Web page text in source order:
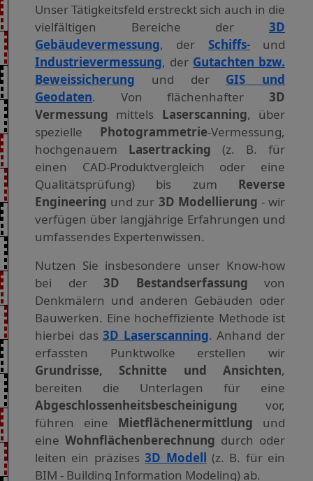
Unser Tätigkeitsfeld erstreckt sich auch in die
vielfältigen Bereiche der 3D
Gebäudevermessung, der Schiffs-und
Industrie­vermessung, der Gutachten bzw.
Beweis­sicherung und der GIS und
Geodaten. Von flächen­hafter 3D
Vermessung mittels Laser­scanning, über
spezielle Photo­grammetrie-Vermessung,
hoch­genauem Laser­tracking (z. B. für
einen CAD-Produkt­vergleich oder eine
Qualitäts­prüfung) bis zum Reverse
Engineering und zur 3D Modellierung - wir
verfügen über langjährige Erfahr­ungen und
umfassendes Experten­wissen.
Nutzen Sie insbesondere unser Know-how
bei der 3D Bestands­erfassung von
Denkmälern und anderen Gebäuden oder
Bauwerken. Eine hocheffiziente Methode ist
hierbei das3D Laserscanning. Anhand der
erfassten Punktwolke erstellen wir
Grundrisse, Schnitte und Ansichten,
bereiten die Unterlagen für eine
Abgeschlossenheits­bescheinigung vor,
führen eine Miet­flächenermittlung und
eine Wohnflächen­berechnung durch oder
leiten ein präzises3D Modell (z. B. für ein
BIM - Building Information Modeling) ab.